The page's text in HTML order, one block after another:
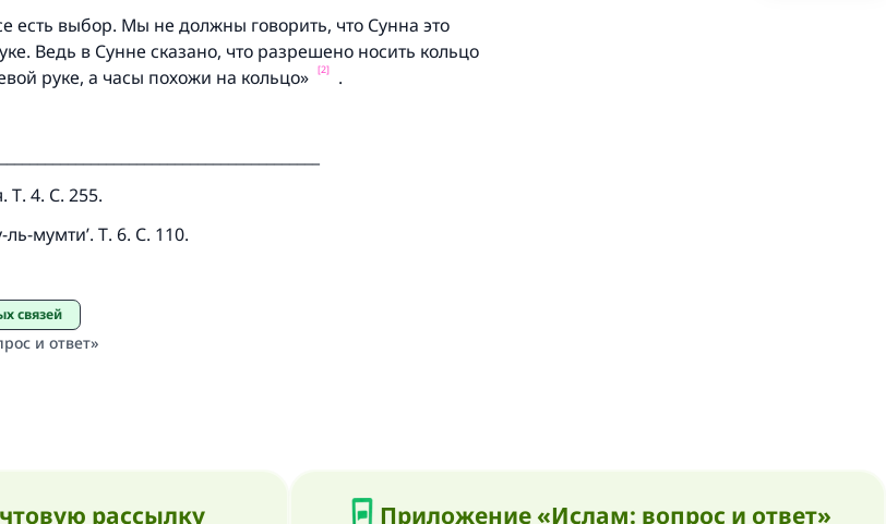
есть выбор. Мы не должны говорить, что Сунна это
Ведь в Сунне сказано, что разрешено носить кольцо
руке, а часы похожи на кольцо»
[2]
.
Т. 4. С. 255.
мумти’. Т. 6. С. 110.
связей
и ответ»
рассылку Приложение «Ислам: вопрос и ответ»
Участвуйте сейчас!